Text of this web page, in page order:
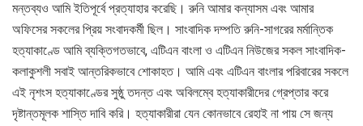
মন্তব্যও আমি ইতিপূর্বে প্রত্যাহার করেছি। রুনি আমার কন্যাসম এবং আমার
অফিসের সকলের প্রিয় সংবাদকর্মী ছিল। সাংবাদিক দম্পতি রুনি-সাগরের মর্মান্তিক
হত্যাকাণ্ডে আমি ব্যক্তিগতভাবে, এটিএন বাংলা ও এটিএন নিউজের সকল সাংবাদিক-
কলাকুশলী সবাই আন্তরিকভাবে শোকাহত। আমি এবং এটিএন বাংলার পরিবারের সকলে
এই নৃশংস হত্যাকাণ্ডের সুষ্ঠু তদন্ত এবং অবিলম্বে হত্যাকারীদের গ্রেপ্তার করে
দৃষ্টান্তমূলক শাস্তি দাবি করি। হত্যাকারীরা যেন কোনভাবে রেহাই না পায় সে জন্য